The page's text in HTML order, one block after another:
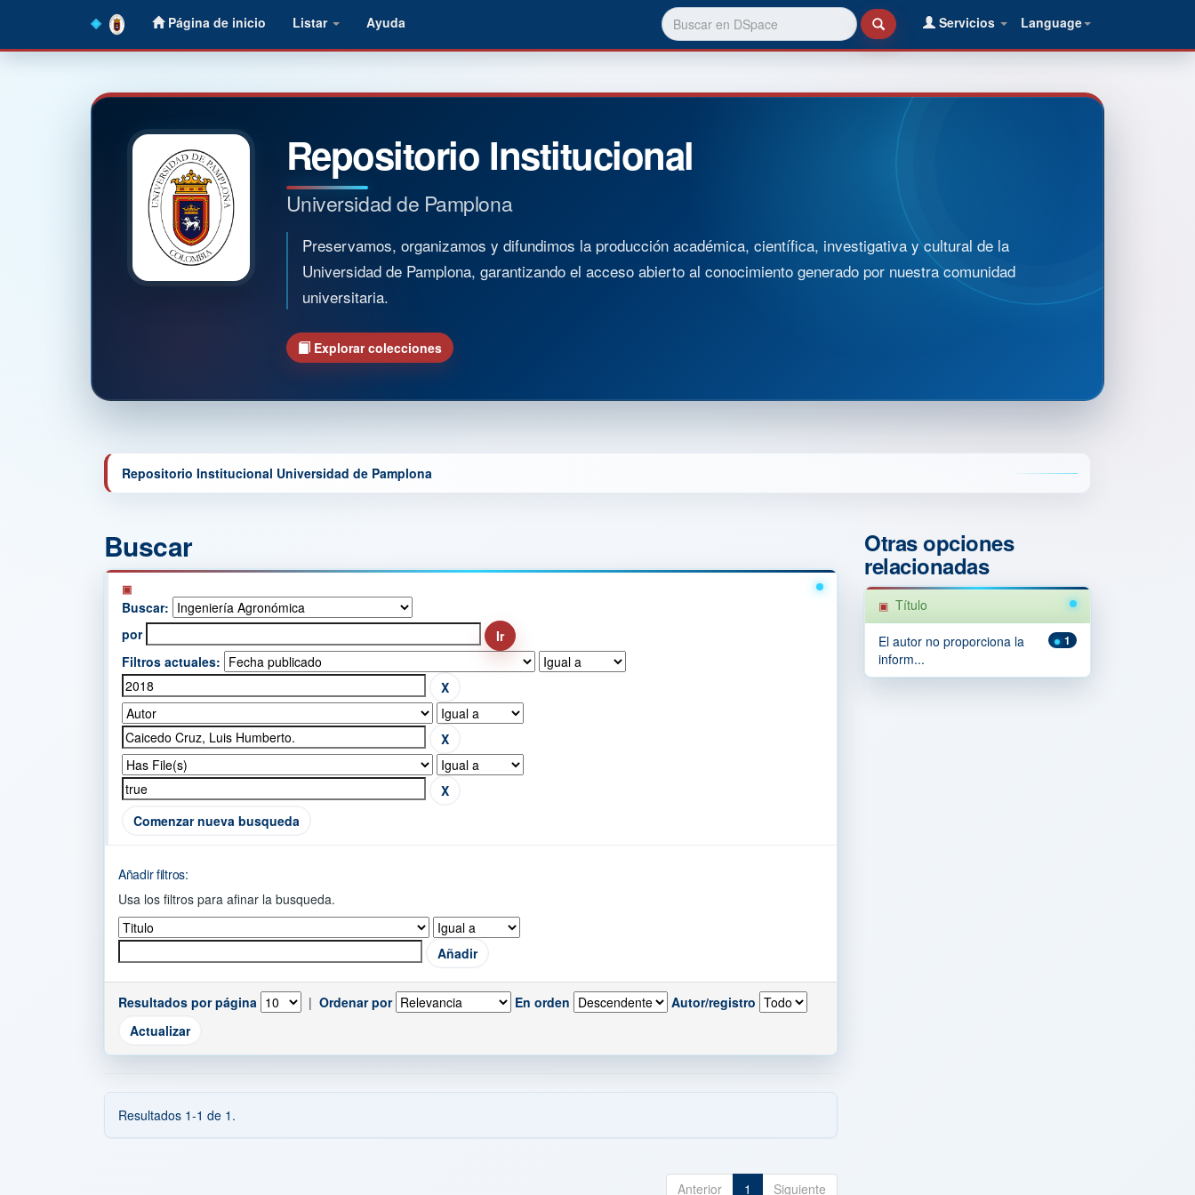
Página de inicio Listar Ayuda Language
Servicios
Repositorio Institucional
Universidad de Pamplona
Preservamos, organizamos y difundimos la producción académica, científica, investigativa y cultural de la
Universidad de Pamplona, garantizando el acceso abierto al conocimiento generado por nuestra comunidad
universitaria.
Explorar colecciones
Repositorio Institucional Universidad de Pamplona
Buscar
Buscar:
por
Filtros actuales:
Comenzar nueva busqueda
Añadir filtros:
Usa los filtros para afinar la busqueda.
Resultados por página | Ordenar por En orden Autor/registro
Resultados 1-1 de 1.
Anterior 1 Siguiente
Otras opciones
relacionadas
Título
1
El autor no proporciona la
inform...